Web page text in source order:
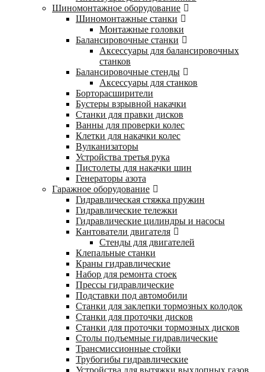
Шиномонтажное оборудование
Шиномонтажные станки
Монтажные головки
Балансировочные станки
Аксессуары для балансировочных
станков
Балансировочные стенды
Аксессуары для станков
Борторасширители
Бустеры взрывной накачки
Станки для правки дисков
Ванны для проверки колес
Клетки для накачки колес
Вулканизаторы
Устройства третья рука
Пистолеты для накачки шин
Генераторы азота
Гаражное оборудование
Гидравлическая стяжка пружин
Гидравлические тележки
Гидравлические цилиндры и насосы
Кантователи двигателя
Стенды для двигателей
Клепальные станки
Краны гидравлические
Набор для ремонта стоек
Прессы гидравлические
Подставки под автомобили
Станки для заклепки тормозных колодок
Станки для проточки дисков
Станки для проточки тормозных дисков
Столы подъемные гидравлические
Трансмиссионные стойки
Трубогибы гидравлические
Устройства для вытяжки выхлопных газов